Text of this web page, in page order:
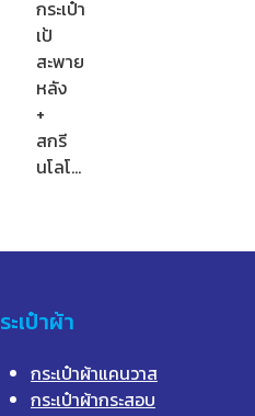
กระเป๋า
เป้
สะพาย
หลัง
+
สกรี
นโลโ…
ะเป๋าผ้า
กระเป๋าผ้าแคนวาส
กระเป๋าผ้ากระสอบ